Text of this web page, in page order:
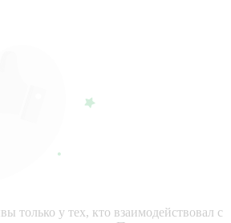
только у тех, кто взаимодействовал с